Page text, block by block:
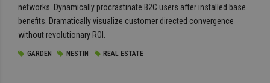
networks. Dynamically procrastinate B2C users after installed base
benefits. Dramatically visualize customer directed convergence
without revolutionary ROI.
GARDEN NESTIN REAL ESTATE